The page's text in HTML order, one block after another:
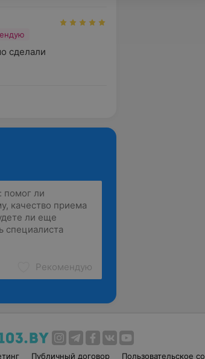
сделали
Рекомендую
Публичный договор Пользовательское